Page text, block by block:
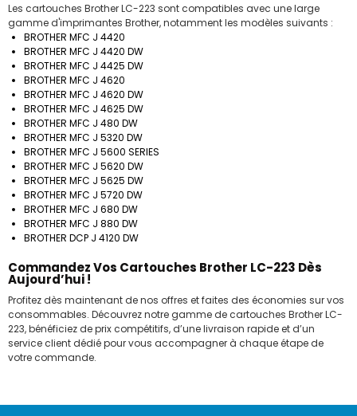
Les cartouches Brother LC-223 sont compatibles avec une large
gamme d'imprimantes Brother, notamment les modèles suivants :
BROTHER MFC J 4420
BROTHER MFC J 4420 DW
BROTHER MFC J 4425 DW
BROTHER MFC J 4620
BROTHER MFC J 4620 DW
BROTHER MFC J 4625 DW
BROTHER MFC J 480 DW
BROTHER MFC J 5320 DW
BROTHER MFC J 5600 SERIES
BROTHER MFC J 5620 DW
BROTHER MFC J 5625 DW
BROTHER MFC J 5720 DW
BROTHER MFC J 680 DW
BROTHER MFC J 880 DW
BROTHER DCP J 4120 DW
Commandez Vos Cartouches Brother LC-223 Dès
Aujourd’hui !
Profitez dès maintenant de nos offres et faites des économies sur vos
consommables. Découvrez notre gamme de cartouches Brother LC-
223, bénéficiez de prix compétitifs, d’une livraison rapide et d’un
service client dédié pour vous accompagner à chaque étape de
votre commande.